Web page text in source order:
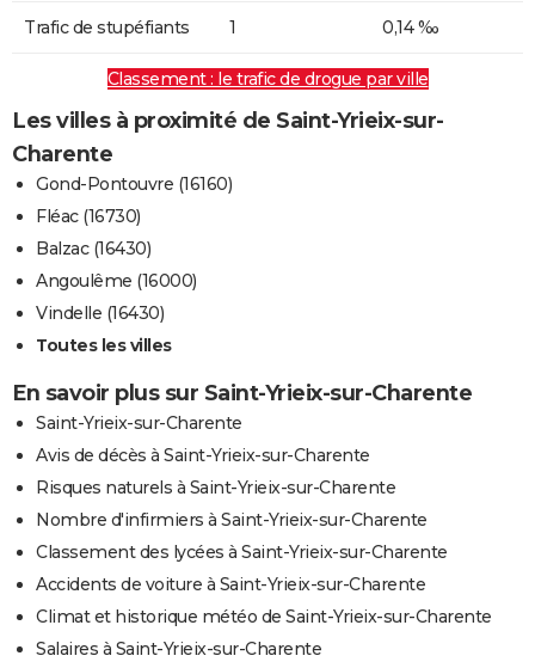
Trafic de stupéfiants 1 0,14 ‰
Classement : le trafic de drogue par ville
Les villes à proximité de Saint-Yrieix-sur-
Charente
Gond-Pontouvre (16160)
Fléac (16730)
Balzac (16430)
Angoulême (16000)
Vindelle (16430)
Toutes les villes
En savoir plus sur Saint-Yrieix-sur-Charente
Saint-Yrieix-sur-Charente
Avis de décès à Saint-Yrieix-sur-Charente
Risques naturels à Saint-Yrieix-sur-Charente
Nombre d'infirmiers à Saint-Yrieix-sur-Charente
Classement des lycées à Saint-Yrieix-sur-Charente
Accidents de voiture à Saint-Yrieix-sur-Charente
Climat et historique météo de Saint-Yrieix-sur-Charente
Salaires à Saint-Yrieix-sur-Charente